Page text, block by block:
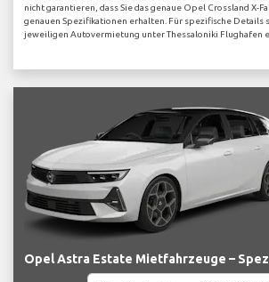
nicht garantieren, dass Sie das genaue Opel Crossland X-
genauen Spezifikationen erhalten. Für spezifische Details
jeweiligen Autovermietung unter Thessaloniki Flughafen
Opel Astra Estate Mietfahrzeuge –